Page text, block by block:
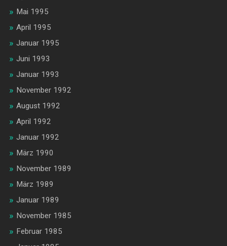
Mai 1995
April 1995
Januar 1995
Juni 1993
Januar 1993
November 1992
August 1992
April 1992
Januar 1992
März 1990
November 1989
März 1989
Januar 1989
November 1985
Februar 1985